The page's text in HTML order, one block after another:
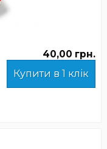
40,00 грн.
Купити в 1 клік